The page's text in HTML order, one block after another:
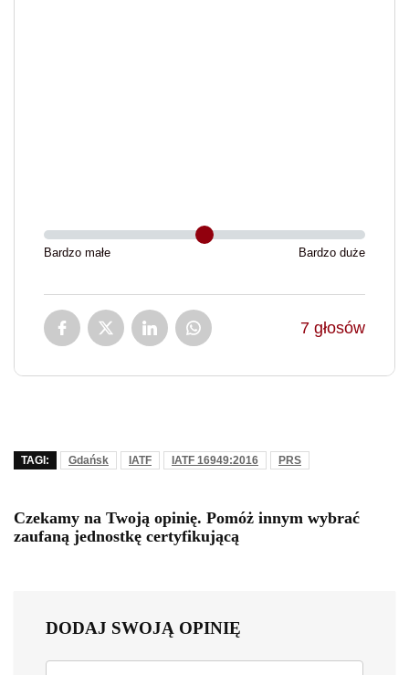
Bardzo małe Bardzo duże
7 głosów
TAGI: Gdańsk IATF IATF 16949:2016 PRS
Czekamy na Twoją opinię. Pomóż innym wybrać
zaufaną jednostkę certyfikującą
DODAJ SWOJĄ OPINIĘ